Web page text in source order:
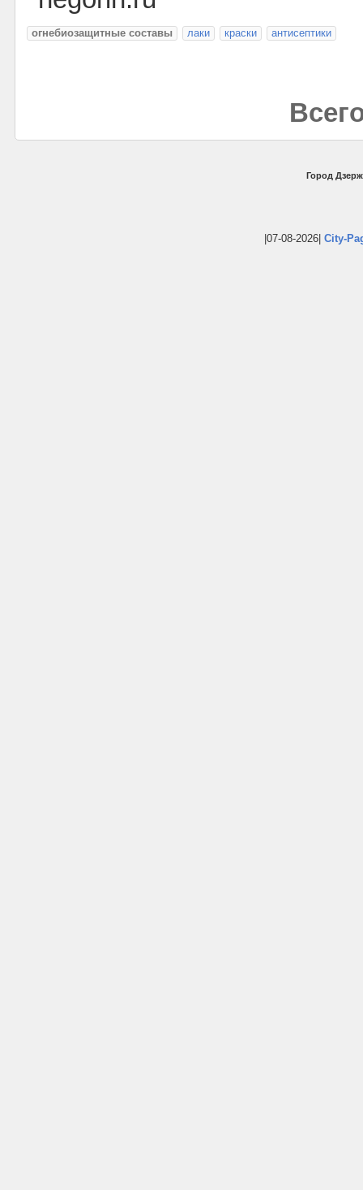
огнебиозащитные составы лаки краски антисептики
Город
|07-08-2026| City-